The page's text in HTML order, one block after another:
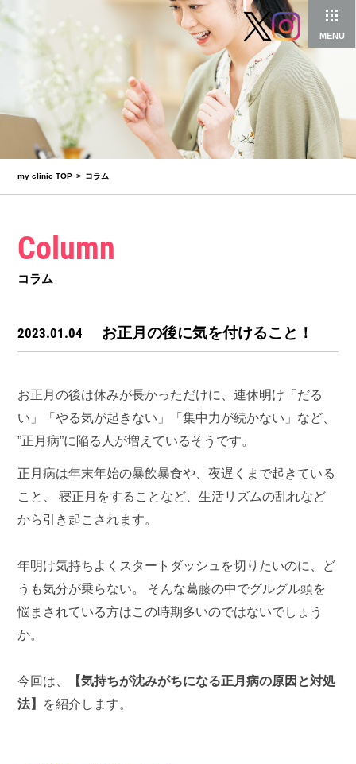
MENU
my clinic TOP コラム
Column
コラム
2023.01.04 お正月の後に気を付けること！
お正月の後は休みが長かっただけに、連休明け「だる
い」「やる気が起きない」「集中力が続かない」など、
”正月病”に陥る人が増えているそうです。
正月病は年末年始の暴飲暴食や、夜遅くまで起きている
こと、 寝正月をすることなど、生活リズムの乱れなど
から引き起こされます。
年明け気持ちよくスタートダッシュを切りたいのに、ど
うも気分が乗らない。 そんな葛藤の中でグルグル頭を
悩まされている方はこの時期多いのではないでしょう
か。
今回は、
【気持ちが沈みがちになる正月病の原因と対処
法】 を紹介します。